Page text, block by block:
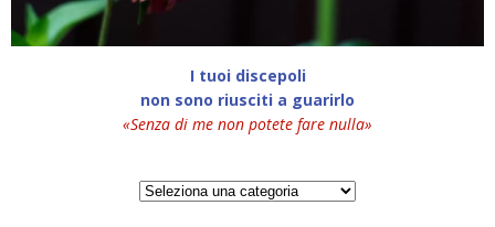
I tuoi discepoli
non sono riusciti a guarirlo
«Senza di me non potete fare nulla»
Categorie